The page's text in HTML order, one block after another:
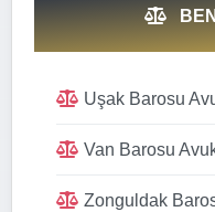
Uşak Barosu
Van Barosu
Zonguldak